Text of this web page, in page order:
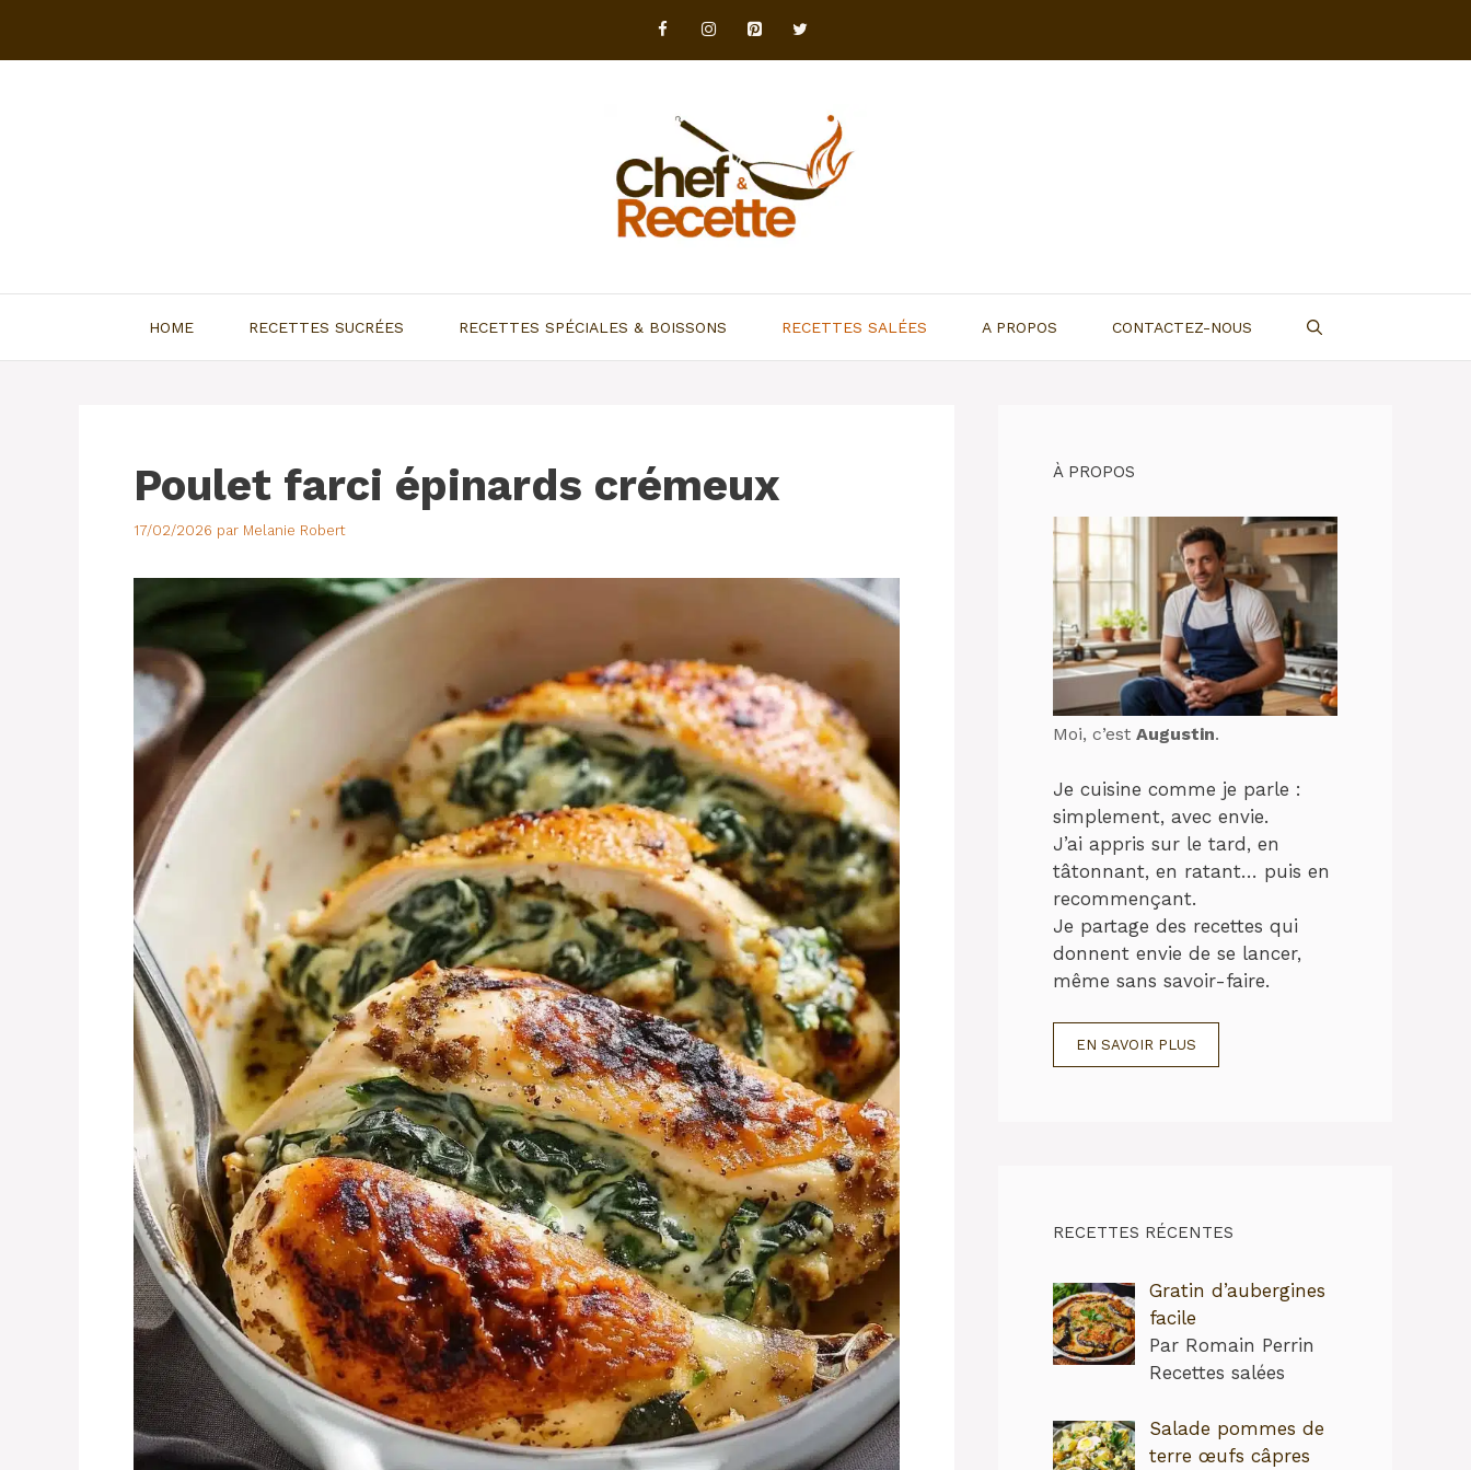
contenu
HOME RECETTES SUCRÉES RECETTES SPÉCIALES & BOISSONS RECETTES SALÉES A PROPOS CONTACTEZ-NOUS
Poulet farci épinards crémeux
17/02/2026 par Melanie Robert
À PROPOS
Moi, c’est Augustin.
Je cuisine comme je parle :
simplement, avec envie.
J’ai appris sur le tard, en
tâtonnant, en ratant… puis en
recommençant.
Je partage des recettes qui
donnent envie de se lancer,
même sans savoir-faire.
EN SAVOIR PLUS
RECETTES RÉCENTES
Gratin d’aubergines
facile
Par Romain Perrin
Recettes salées
Salade pommes de
terre œufs câpres